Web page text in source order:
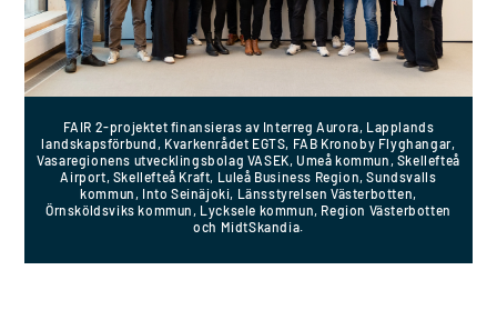
FAIR 2-projektet finansieras av Interreg Aurora, Lapplands
landskapsförbund, Kvarkenrådet EGTS, FAB Kronoby Flyghangar,
Vasaregionens utvecklingsbolag VASEK, Umeå kommun, Skellefteå
Airport, Skellefteå Kraft, Luleå Business Region, Sundsvalls
kommun, Into Seinäjoki, Länsstyrelsen Västerbotten,
Örnsköldsviks kommun, Lycksele kommun, Region Västerbotten
och MidtSkandia.